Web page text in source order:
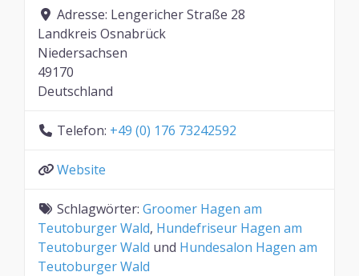
Adresse: Lengericher Straße 28
Landkreis Osnabrück
Niedersachsen
49170
Deutschland
Telefon: +49 (0) 176 73242592
Website
Schlagwörter: Groomer Hagen am
Teutoburger Wald, Hundefriseur Hagen am
Teutoburger Wald und Hundesalon Hagen am
Teutoburger Wald